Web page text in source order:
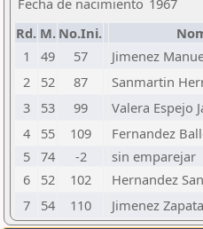
Fecha de nacimiento 1967
Rd. M. No.Ini.
1
49 57 Jimenez
2
52 87 Sanmartin
3
53 99 Valera Espejo
4
55 109 Fernandez
5 74 -2 sin emparejar
6
52 102 Hernandez
7
54 110 Jimenez